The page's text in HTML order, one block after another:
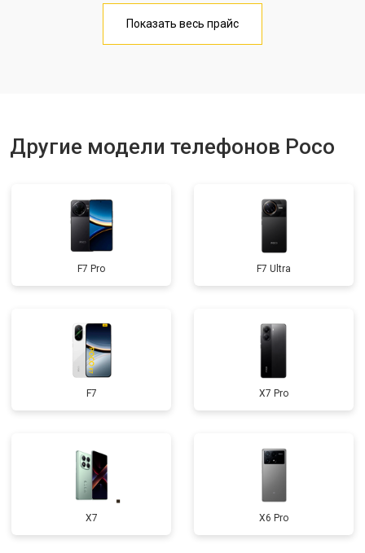
Замена кнопки включения 1750 ₽
Показать весь прайс
Другие модели телефонов Poco
F7 Pro F7 Ultra
F7 X7 Pro
X7 X6 Pro